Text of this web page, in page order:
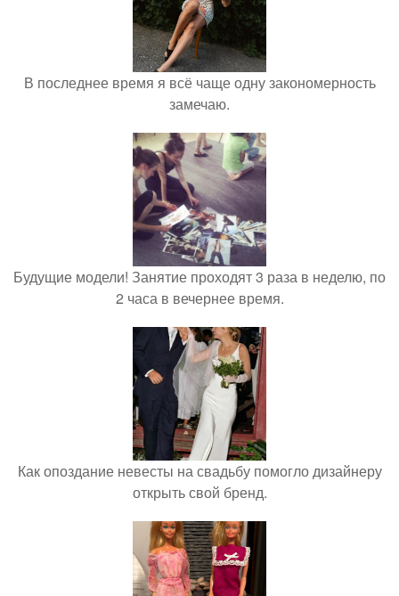
В последнее время я всё чаще одну закономерность
замечаю.
Будущие модели! Занятие проходят 3 раза в неделю, по
2 часа в вечернее время.
Как опоздание невесты на свадьбу помогло дизайнеру
открыть свой бренд.